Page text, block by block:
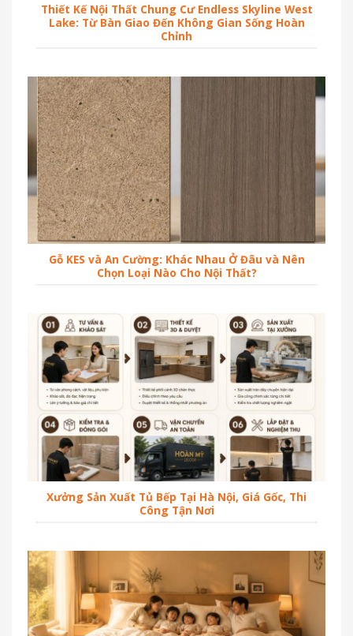
Thiết Kế Nội Thất Chung Cư Endless Skyline West
Lake: Từ Bàn Giao Đến Không Gian Sống Hoàn
Chỉnh
Gỗ KES và An Cường: Khác Nhau Ở Đâu và Nên
Chọn Loại Nào Cho Nội Thất?
Xưởng Sản Xuất Tủ Bếp Tại Hà Nội, Giá Gốc, Thi
Công Tận Nơi